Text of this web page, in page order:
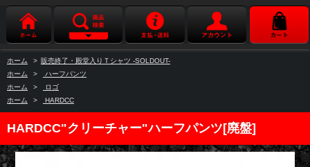
ホーム > 販売終了・殿堂入りＴシャツ -SOLDOUT-
ホーム
>
ハーフパンツ
ホーム
>
ロゴ
ホーム
> HARDCC
HARDCC"クリーチャー"ハーフパンツ[廃盤]